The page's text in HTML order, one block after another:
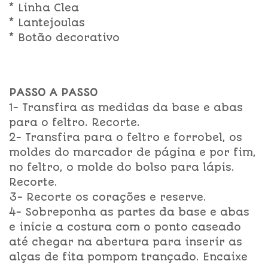
* Linha Clea
* Lantejoulas
* Botão decorativo
PASSO A PASSO
1- Transfira as medidas da base e abas
para o feltro. Recorte.
2- Transfira para o feltro e forrobel, os
moldes do marcador de página e por fim,
no feltro, o molde do bolso para lápis.
Recorte.
3- Recorte os corações e reserve.
4- Sobreponha as partes da base e abas
e inicie a costura com o ponto caseado
até chegar na abertura para inserir as
alças de fita pompom trançado. Encaixe